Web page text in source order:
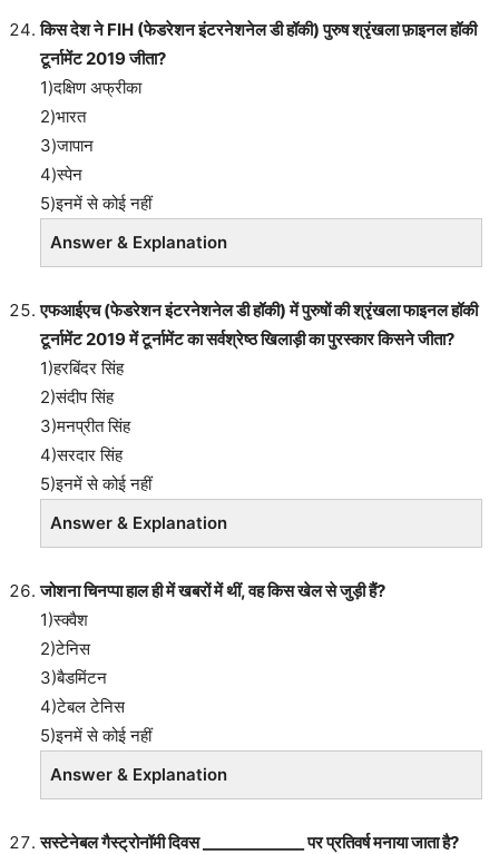
किस देश ने FIH (फेडरेशन इंटरनेशनेल डी हॉकी) पुरुष श्रृंखला फ़ाइनल हॉकी
टूर्नामेंट 2019 जीता?
1)दक्षिण अफ्रीका
2)भारत
3)जापान
4)स्पेन
5)इनमें से कोई नहीं
Answer & Explanation
एफआईएच (फेडरेशन इंटरनेशनेल डी हॉकी) में पुरुषों की श्रृंखला फाइनल हॉकी
टूर्नामेंट 2019 में टूर्नामेंट का सर्वश्रेष्ठ खिलाड़ी का पुरस्कार किसने जीता?
1)हरबिंदर सिंह
2)संदीप सिंह
3)मनप्रीत सिंह
4)सरदार सिंह
5)इनमें से कोई नहीं
Answer & Explanation
जोशना चिनप्पा हाल ही में खबरों में थीं, वह किस खेल से जुड़ी हैं?
1)स्क्वैश
2)टेनिस
3)बैडमिंटन
4)टेबल टेनिस
5)इनमें से कोई नहीं
Answer & Explanation
सस्टेनेबल गैस्ट्रोनॉमी दिवस _____________ पर प्रतिवर्ष मनाया जाता है?